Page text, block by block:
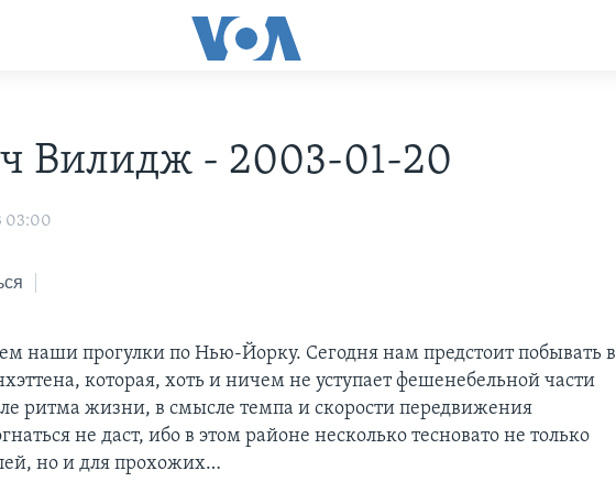
Вилидж - 2003-01-20
03:00
наши прогулки по Нью-Йорку. Сегодня нам предстоит побывать в
которая, хоть и ничем не уступает фешенебельной части
ритма жизни, в смысле темпа и скорости передвижения
не даст, ибо в этом районе несколько тесновато не только
но и для прохожих…